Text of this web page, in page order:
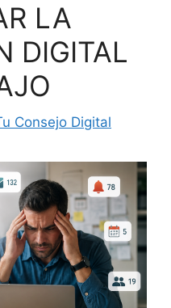
LA
DIGITAL
Consejo Digital